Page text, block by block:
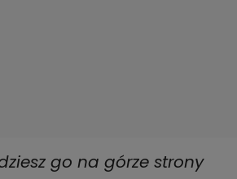
go na górze strony